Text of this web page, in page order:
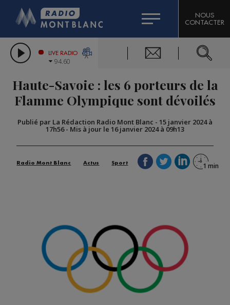
LES CHRONIQUES DE L'EXPERT
CITIZEN MACHINERY
GRAND MASSIF DOMAINES SKIABLES
BIGARD
COMPAGNIE DU MONT-BLANC
NOUS
CONTACTER
LIVE RADIO
94.60
Haute-Savoie : les 6 porteurs de la
Flamme Olympique sont dévoilés
Publié par La Rédaction Radio Mont Blanc - 15 janvier 2024 à
17h56- Mis à jour le 16 janvier 2024 à 09h13
Radio Mont Blanc Actus Sport